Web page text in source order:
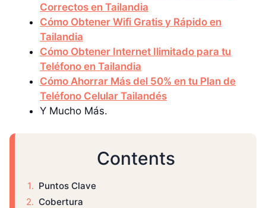
Correctos en Tailandia
Cómo Obtener Wifi Gratis y Rápido en
Tailandia
Cómo Obtener Internet Ilimitado para tu
Teléfono en Tailandia
Cómo Ahorrar Más del 50% en tu Plan de
Teléfono Celular Tailandés
Y Mucho Más.
Contents
Puntos Clave
Cobertura